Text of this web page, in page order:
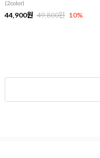
(2color)
44,900원 49,800원 10%